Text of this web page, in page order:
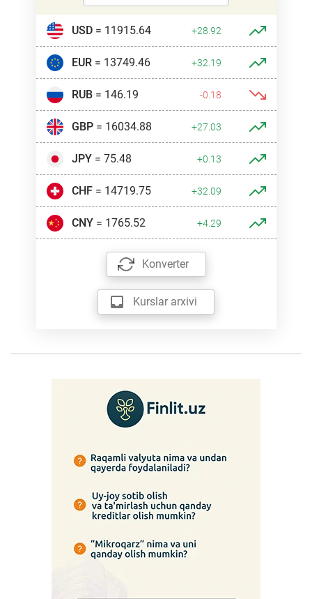
USD= 11915.64 +28.92
EUR= 13749.46 +32.19
RUB= 146.19 -0.18
GBP= 16034.88 +27.03
JPY= 75.48 +0.13
CHF= 14719.75 +32.09
CNY= 1765.52 +4.29
Konverter
Kurslar arxivi